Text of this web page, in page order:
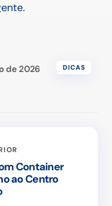
de 2026 DICAS
Container
ao Centro